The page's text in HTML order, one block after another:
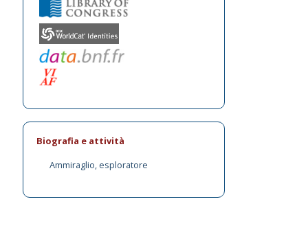
Biografia e attività
Ammiraglio, esploratore